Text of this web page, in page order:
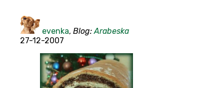
evenka, Blog: Arabeska
27-12-2007